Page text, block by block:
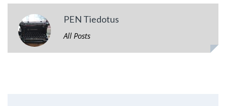
PEN Tiedotus
All Posts